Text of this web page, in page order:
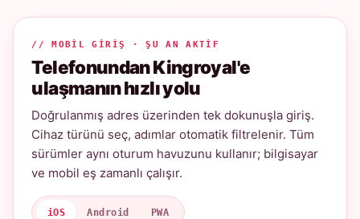
// MOBIL GIRIŞ · ŞU AN AKTIF
Telefonundan Kingroyal'e
ulaşmanın hızlı yolu
Doğrulanmış adres üzerinden tek dokunuşla giriş.
Cihaz türünü seç, adımlar otomatik filtrelenir. Tüm
sürümler aynı oturum havuzunu kullanır; bilgisayar
ve mobil eş zamanlı çalışır.
iOS Android PWA